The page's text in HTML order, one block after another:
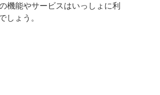
機能やサービスはいっしょに利
ょう。